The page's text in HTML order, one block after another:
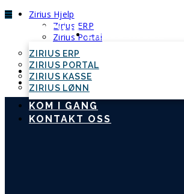
ZIRIUS HJELP
ZIRIUS ERP
ZIRIUS PORTAL
ZIRIUS KASSE
ZIRIUS LØNN
KOM I GANG
KONTAKT OSS
Zirius Hjelp
Zirius ERP
Zirius Portal
Zirius Kasse
Zirius Lønn
Kom i gang
Kontakt oss